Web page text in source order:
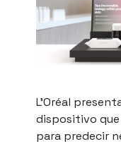
L’Oréal
dispositivo
para predecir